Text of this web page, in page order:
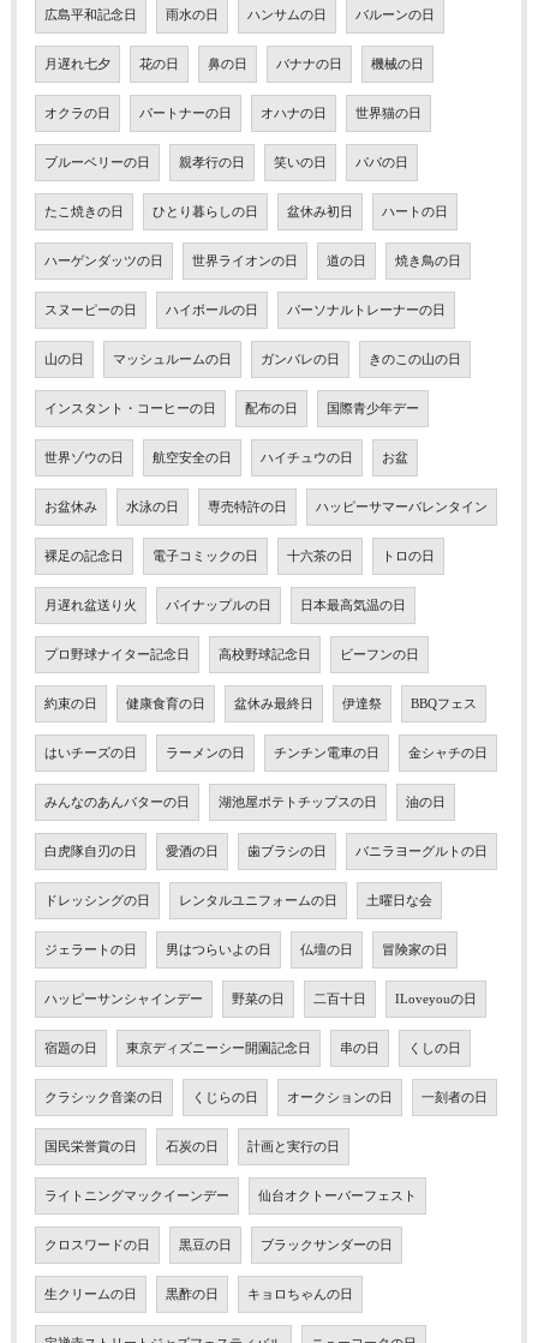
広島平和記念日 雨水の日 ハンサムの日 バルーンの日
月遅れ七夕 花の日 鼻の日 バナナの日 機械の日
オクラの日 パートナーの日 オハナの日 世界猫の日
ブルーベリーの日 親孝行の日 笑いの日 パパの日
たこ焼きの日 ひとり暮らしの日 盆休み初日 ハートの日
ハーゲンダッツの日 世界ライオンの日 道の日 焼き鳥の日
スヌーピーの日 ハイボールの日 パーソナルトレーナーの日
山の日 マッシュルームの日 ガンバレの日 きのこの山の日
インスタント・コーヒーの日 配布の日 国際青少年デー
世界ゾウの日 航空安全の日 ハイチュウの日 お盆
お盆休み 水泳の日 専売特許の日 ハッピーサマーバレンタイン
裸足の記念日 電子コミックの日 十六茶の日 トロの日
月遅れ盆送り火 パイナップルの日 日本最高気温の日
プロ野球ナイター記念日 高校野球記念日 ビーフンの日
約束の日 健康食育の日 盆休み最終日 伊達祭 BBQフェス
はいチーズの日 ラーメンの日 チンチン電車の日 金シャチの日
みんなのあんバターの日 湖池屋ポテトチップスの日 油の日
白虎隊自刃の日 愛酒の日 歯ブラシの日 バニラヨーグルトの日
ドレッシングの日 レンタルユニフォームの日 土曜日な会
ジェラートの日 男はつらいよの日 仏壇の日 冒険家の日
ハッピーサンシャインデー 野菜の日 二百十日 ILoveyouの日
宿題の日 東京ディズニーシー開園記念日 串の日 くしの日
クラシック音楽の日 くじらの日 オークションの日 一刻者の日
国民栄誉賞の日 石炭の日 計画と実行の日
ライトニングマックイーンデー 仙台オクトーバーフェスト
クロスワードの日 黒豆の日 ブラックサンダーの日
生クリームの日 黒酢の日 キョロちゃんの日